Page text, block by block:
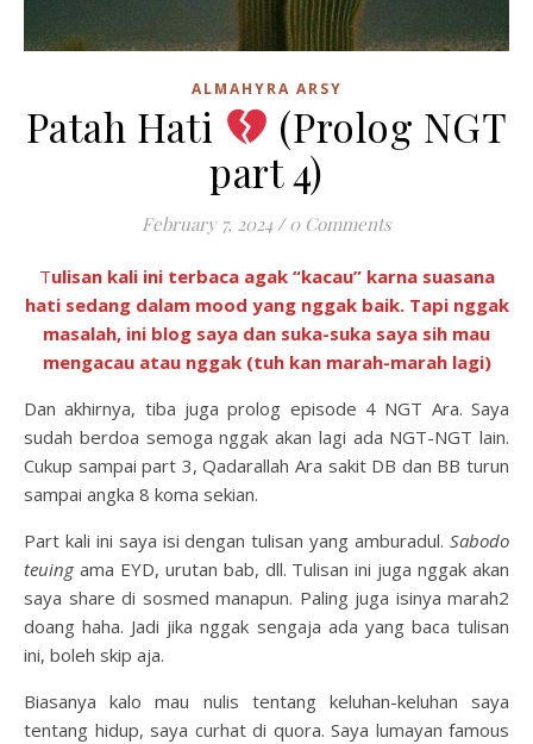
ALMAHYRA ARSY
Patah Hati
(Prolog NGT
part 4)
February 7, 2024 / 0 Comments
Tulisan kali ini terbaca agak “kacau” karna suasana
hati sedang dalam mood yang nggak baik. Tapi nggak
masalah, ini blog saya dan suka-suka saya sih mau
mengacau atau nggak (tuh kan marah-marah lagi)
Dan akhirnya, tiba juga prolog episode 4 NGT Ara. Saya
sudah berdoa semoga nggak akan lagi ada NGT-NGT lain.
Cukup sampai part 3, Qadarallah Ara sakit DB dan BB turun
sampai angka 8 koma sekian.
Part kali ini saya isi dengan tulisan yang amburadul. Sabodo
teuing ama EYD, urutan bab, dll. Tulisan ini juga nggak akan
saya share di sosmed manapun. Paling juga isinya marah2
doang haha. Jadi jika nggak sengaja ada yang baca tulisan
ini, boleh skip aja.
Biasanya kalo mau nulis tentang keluhan-keluhan saya
tentang hidup, saya curhat di quora. Saya lumayan famous